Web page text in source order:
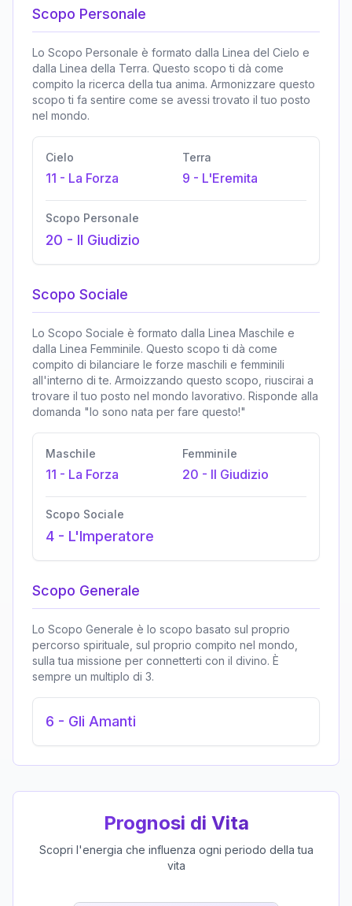
Scopo Personale
Lo Scopo Personale è formato dalla Linea del Cielo e
dalla Linea della Terra. Questo scopo ti dà come
compito la ricerca della tua anima. Armonizzare questo
scopo ti fa sentire come se avessi trovato il tuo posto
nel mondo.
Cielo
11 - La Forza
Terra
9 - L'Eremita
Scopo Personale
20 - Il Giudizio
Scopo Sociale
Lo Scopo Sociale è formato dalla Linea Maschile e
dalla Linea Femminile. Questo scopo ti dà come
compito di bilanciare le forze maschili e femminili
all'interno di te. Armoizzando questo scopo, riuscirai a
trovare il tuo posto nel mondo lavorativo. Risponde alla
domanda "Io sono nata per fare questo!"
Maschile
11 - La Forza
Femminile
20 - Il Giudizio
Scopo Sociale
4 - L'Imperatore
Scopo Generale
Lo Scopo Generale è lo scopo basato sul proprio
percorso spirituale, sul proprio compito nel mondo,
sulla tua missione per connetterti con il divino. È
sempre un multiplo di 3.
6 - Gli Amanti
Prognosi di Vita
Scopri l'energia che influenza ogni periodo della tua
vita